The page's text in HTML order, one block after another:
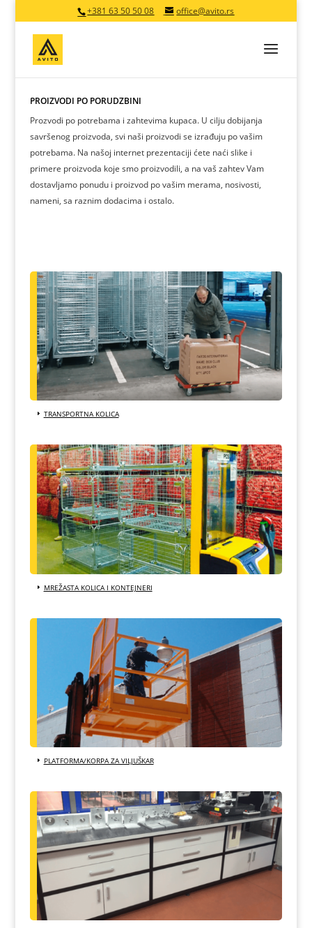
+381 63 50 50 08 office@avito.rs
PROIZVODI PO PORUDŽBINI
Prozvodi po potrebama i zahtevima kupaca. U cilju dobijanja
savršenog proizvoda, svi naši proizvodi se izrađuju po vašim
potrebama. Na našoj internet prezentaciji ćete naći slike i
primere proizvoda koje smo proizvodili, a na vaš zahtev Vam
dostavljamo ponudu i proizvod po vašim merama, nosivosti,
nameni, sa raznim dodacima i ostalo.
TRANSPORTNA KOLICA
MREŽASTA KOLICA I KONTEJNERI
PLATFORMA/KORPA ZA VILJUŠKAR